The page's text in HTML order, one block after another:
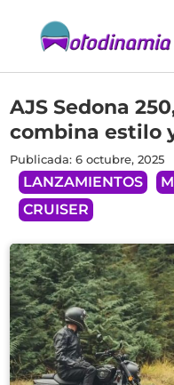
AJS Sedona
combina estilo
Publicada: 6 octubre, 2025
LANZAMIENTOS
CRUISER